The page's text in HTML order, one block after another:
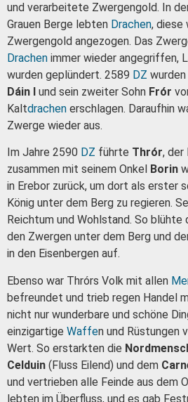
und verarbeitete Zwergengold. In
Grauen Berge lebten Drachen, diese
Zwergengold angezogen. Das
Drachen immer wieder angegriffen,
wurden geplündert. 2589 DZ
Dáin I und sein zweiter Sohn Frór
Kaltdrachen erschlagen. Daraufhin
Zwerge wieder aus.
Im Jahre 2590 DZ führte Thrór, der
zusammen mit seinem Onkel
Borin
in Erebor zurück, um dort als erster
König unter dem Berg zu regieren.
Reichtum und Wohlstand. So blühte
den Zwergen unter dem Berg und
in den Eisenbergen auf.
Ebenso war Thrórs Volk mit allen
befreundet und trieb regen Handel
nicht nur wunderbare und schöne
einzigartige Waffen und Rüstungen
Wert. So erstarkten die
Celduin (Fluss Eilend) und dem
und vertrieben alle Feinde aus dem
lebten im Überfluss, und es gab